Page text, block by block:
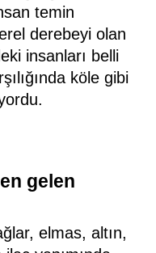
temin
derebeyi olan
insanları belli
köle gibi
gelen
elmas, altın,